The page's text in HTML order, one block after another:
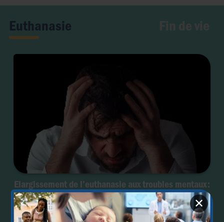
✕
Euthanasie
Elargissement de l’euthanasie aux troubles mentaux :
le Canada va-t-il se raviser ?